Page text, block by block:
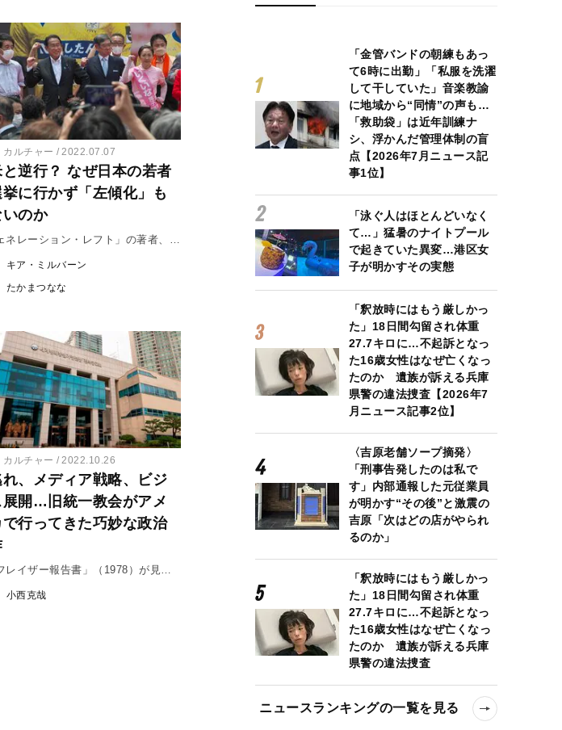
カルチャー 2022.07.07
と逆行？ なぜ日本の若者
挙に行かず「左傾化」も
いのか
ネレーション・レフト」の著者、キ
ルバーン独占インタビュー
キア・ミルバーン
たかまつなな
カルチャー 2022.10.26
れ、メディア戦略、ビジ
展開…旧統一教会がアメ
で行ってきた巧妙な政治
レイザー報告書」（1978）が見抜
た宗教カルトの本質
小西克哉
「金管バンドの朝練もあっ
て6時に出勤」「私服を洗濯
して干していた」音楽教諭
に地域から“同情”の声も…
「救助袋」は近年訓練ナ
シ、浮かんだ管理体制の盲
点【2026年7月ニュース記
事1位】
「泳ぐ人はほとんどいなく
て…」猛暑のナイトプール
で起きていた異変…港区女
子が明かすその実態
「釈放時にはもう厳しかっ
た」18日間勾留され体重
27.7キロに…不起訴となっ
た16歳女性はなぜ亡くなっ
たのか 遺族が訴える兵庫
県警の違法捜査【2026年7
月ニュース記事2位】
〈吉原老舗ソープ摘発〉
「刑事告発したのは私で
す」内部通報した元従業員
が明かす“その後”と激震の
吉原「次はどの店がやられ
るのか」
「釈放時にはもう厳しかっ
た」18日間勾留され体重
27.7キロに…不起訴となっ
た16歳女性はなぜ亡くなっ
たのか 遺族が訴える兵庫
県警の違法捜査
ニュースランキングの一覧を見る